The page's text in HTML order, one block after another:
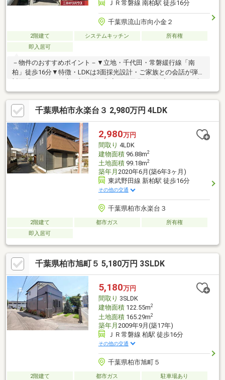
ＪＲ常磐線 南柏駅 徒歩16分
千葉県流山市向小金２
2階建て システムキッチン
所有権
即入居可
－物件のおすすめポイント－▼立地・千代田・常磐緩行線「南
柏」徒歩16分▼特徴・LDKは3面採光設計・ご家族との会話が弾む
物収納も可能・南東側には屋根付バルコニー・お庭有・浴室等の
水回りには自然換気可能な窓を設置・駐車場有(車種による)・即
引渡し可能(残金精算後)▼周辺環境・ベルクス南柏店 徒歩4分(約
300m)・流山市立向小金小学校 徒歩8分(約590m)・向小金五号公
園 徒歩1分(約40m)■ ご希望の住まい探しをお手伝いします
━━━━━・・・物件の詳細・ご相談はお気軽にお問い合わせく
ださい。
千葉県柏市永楽台３ 2,980万円 4LDK
2,980万円
間取り 4LDK
建物面積96.88m2
土地面積99.18m2
築年月 2020年6月(築6年3ヶ月)
東武野田線 新柏駅 徒歩16分
その他の交通
千葉県柏市永楽台３
2階建て 都市ガス
所有権
即入居可
千葉県柏市旭町５ 5,180万円 3SLDK
5,180万円
間取り 3SLDK
建物面積122.55m2
土地面積165.29m2
築年月 2009年9月(築17年)
ＪＲ常磐線 柏駅 徒歩16分
その他の交通
千葉県柏市旭町５
2階建て 都市ガス
駐車場あり